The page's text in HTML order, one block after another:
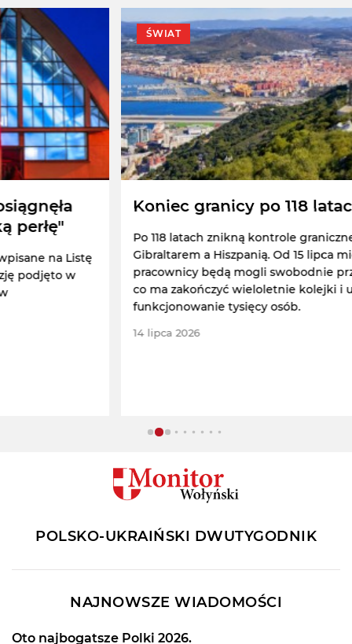
ŚWIAT
Koniec granicy po 118 latach
Po 118 latach znikną kontrole graniczne między
Gibraltarem a Hiszpanią. Od 15 lipca mieszkańcy i
pracownicy będą mogli swobodnie przekraczać granicę,
co ma zakończyć wieloletnie kolejki i ułatwić codzienne
funkcjonowanie tysięcy osób.
POLSKO-UKRAIŃSKI DWUTYGODNIK
NAJNOWSZE WIADOMOŚCI
Oto najbogatsze Polki 2026.